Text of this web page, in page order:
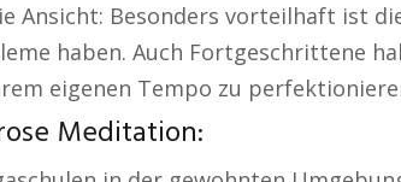
Ansicht: Besonders vorteilhaft ist
haben. Auch Fortgeschrittene
eigenen Tempo zu
Meditation: